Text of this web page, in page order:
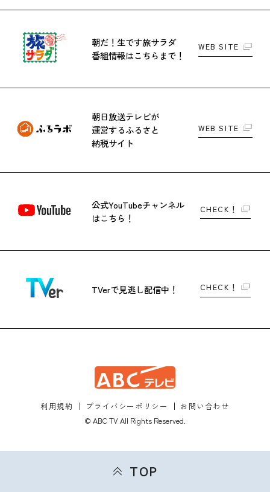
朝だ！生です旅サラダ
番組情報はこちらまで！
WEB SITE
朝日放送テレビが
運営するふるさと
納税サイト
WEB SITE
公式YouTubeチャンネル
はこちら！
CHECK！
TVerで見逃し配信中！ CHECK！
利用規約 プライバシーポリシー
お問い合わせ
© ABC TV All Rights Reserved.
TOP